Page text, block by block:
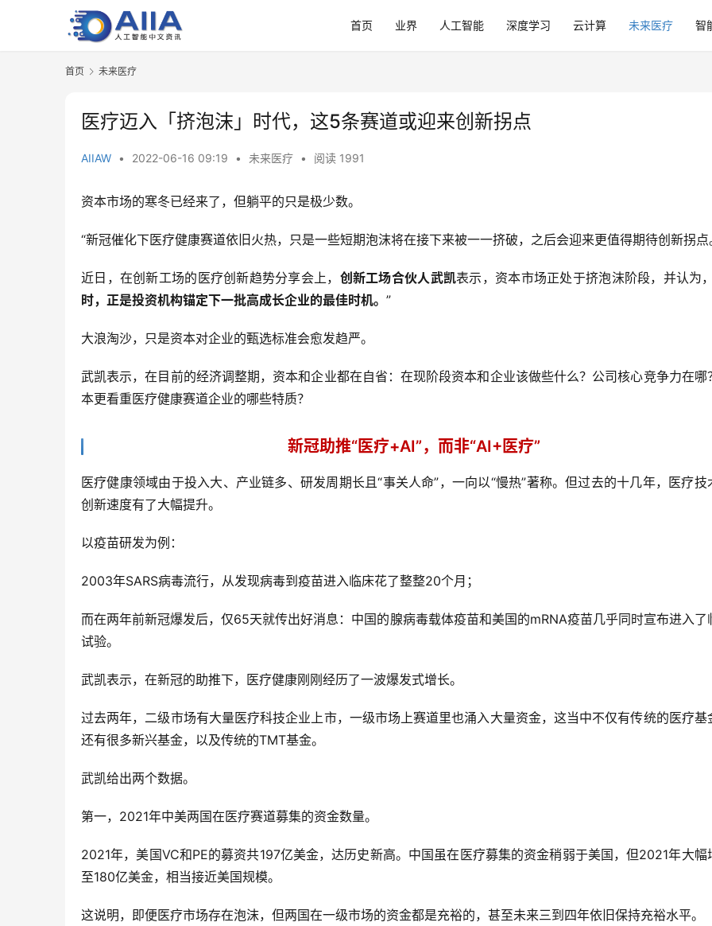
首页 业界 人工智能 深度学习 云计算 未来医疗 智
首页 未来医疗
医疗迈入「挤泡沫」时代，这5条赛道或迎来创新拐点
AIIAW • 2022-06-16 09:19 • 未来医疗 • 阅读 1991
资本市场的寒冬已经来了，但躺平的只是极少数。
“新冠催化下医疗健康赛道依旧火热，只是一些短期泡沫将在接下来被一一挤破，之后会迎来更值得期待创新拐点
近日，在创新工场的医疗创新趋势分享会上， 创新工场合伙人武凯表示，资本市场正处于挤泡沫阶段，并认为
时，正是投资机构锚定下一批高成长企业的最佳时机。 ”
大浪淘沙，只是资本对企业的甄选标准会愈发趋严。
武凯表示，在目前的经济调整期，资本和企业都在自省：在现阶段资本和企业该做些什么？公司核心竞争力在哪
本更看重医疗健康赛道企业的哪些特质？
新冠助推“医疗+AI”，而非“AI+医疗”
医疗健康领域由于投入大、产业链多、研发周期长且“事关人命”，一向以“慢热”著称。但过去的十几年，医疗技
创新速度有了大幅提升。
以疫苗研发为例：
2003年SARS病毒流行，从发现病毒到疫苗进入临床花了整整20个月；
而在两年前新冠爆发后，仅65天就传出好消息：中国的腺病毒载体疫苗和美国的mRNA疫苗几乎同时宣布进入了
试验。
武凯表示，在新冠的助推下，医疗健康刚刚经历了一波爆发式增长。
过去两年，二级市场有大量医疗科技企业上市，一级市场上赛道里也涌入大量资金，这当中不仅有传统的医疗基
还有很多新兴基金，以及传统的TMT基金。
武凯给出两个数据。
第一，2021年中美两国在医疗赛道募集的资金数量。
2021年，美国VC和PE的募资共197亿美金，达历史新高。中国虽在医疗募集的资金稍弱于美国，但2021年大幅
至180亿美金，相当接近美国规模。
这说明，即便医疗市场存在泡沫，但两国在一级市场的资金都是充裕的，甚至未来三到四年依旧保持充裕水平。